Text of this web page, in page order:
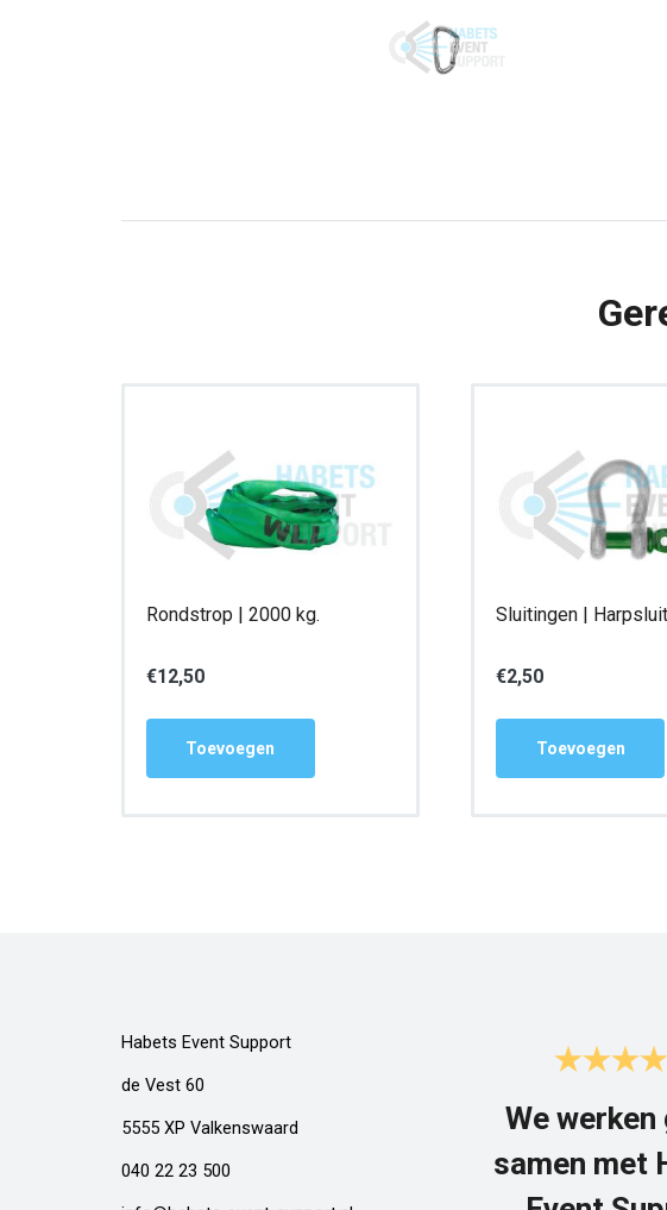
Rondstrop | 2000 kg.
€12,50
Toevoegen
Sluitingen |
€2,50
Toevoegen
Habets Event Support
de Vest 60
5555 XP Valkenswaard
040 22 23 500
We werken
samen met